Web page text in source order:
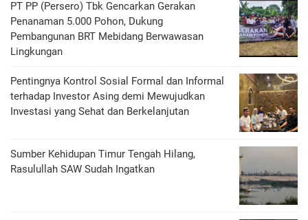
PT PP (Persero) Tbk Gencarkan Gerakan
Penanaman 5.000 Pohon, Dukung
Pembangunan BRT Mebidang Berwawasan
Lingkungan
Pentingnya Kontrol Sosial Formal dan Informal
terhadap Investor Asing demi Mewujudkan
Investasi yang Sehat dan Berkelanjutan
Sumber Kehidupan Timur Tengah Hilang,
Rasulullah SAW Sudah Ingatkan